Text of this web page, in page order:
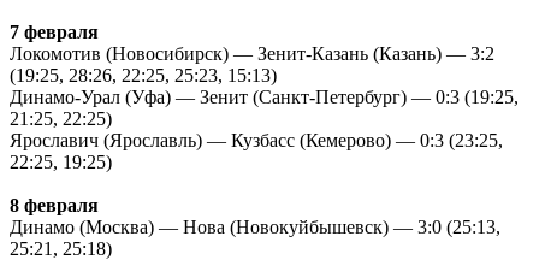
7 февраля
Локомотив (Новосибирск) — Зенит-Казань (Казань) — 3:2
(19:25, 28:26, 22:25, 25:23, 15:13)
Динамо-Урал (Уфа) — Зенит (Санкт-Петербург) — 0:3 (19:25,
21:25, 22:25)
Ярославич (Ярославль) — Кузбасс (Кемерово) — 0:3 (23:25,
22:25, 19:25)
8 февраля
Динамо (Москва) — Нова (Новокуйбышевск) — 3:0 (25:13,
25:21, 25:18)